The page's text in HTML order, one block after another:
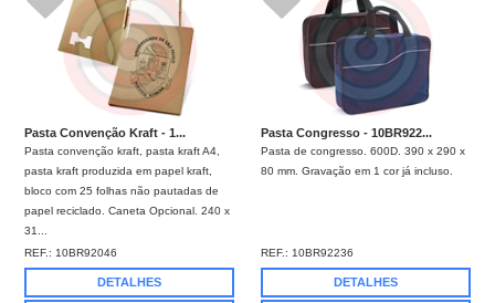
Pasta Convenção Kraft - 1...
Pasta convenção kraft, pasta kraft A4,
pasta kraft produzida em papel kraft,
bloco com 25 folhas não pautadas de
papel reciclado. Caneta Opcional. 240 x
31...
REF.:10BR92046
DETALHES
Pasta Congresso - 10BR922...
Pasta de congresso. 600D. 390 x 290 x
80 mm. Gravação em 1 cor já incluso.
REF.:10BR92236
DETALHES